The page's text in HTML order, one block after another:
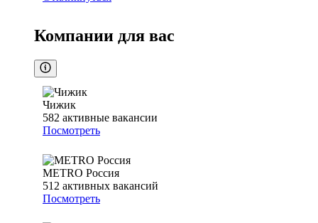
Компании для вас
Чижик
582 активные вакансии
Посмотреть
METRO Россия
512 активных вакансий
Посмотреть